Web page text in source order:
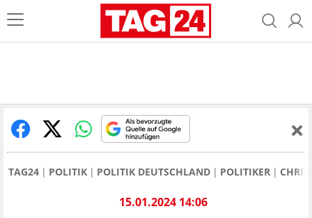
TAG24 POLITIK POLITIK DEUTSCHLAND POLITIKER
15.01.2024 14:06